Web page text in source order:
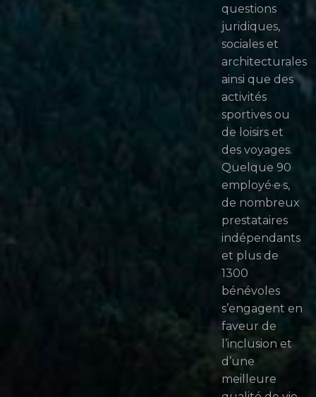
questions
juridiques,
sociales et
architecturales
ainsi que des
activités
sportives ou
de loisirs et
des voyages.
Quelque 90
employé·e·s,
de nombreux
prestataires
indépendants
et plus de
1300
bénévoles
s’engagent en
faveur de
l’inclusion et
d’une
meilleure